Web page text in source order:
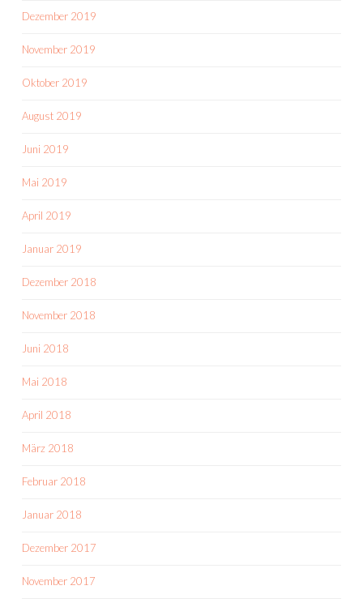
Dezember 2019
November 2019
Oktober 2019
August 2019
Juni 2019
Mai 2019
April 2019
Januar 2019
Dezember 2018
November 2018
Juni 2018
Mai 2018
April 2018
März 2018
Februar 2018
Januar 2018
Dezember 2017
November 2017